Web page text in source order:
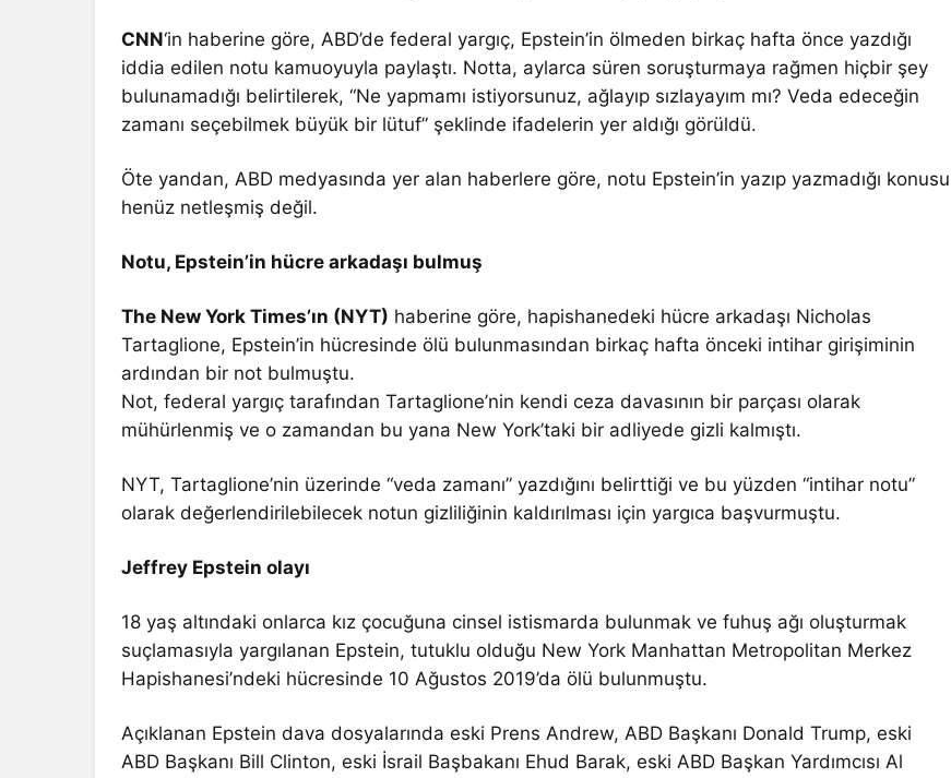
CNN‘in haberine göre, ABD’de federal yargıç, Epstein’in ölmeden birkaç hafta önce yazdığı
iddia edilen notu kamuoyuyla paylaştı. Notta, aylarca süren soruşturmaya rağmen hiçbir şey
bulunamadığı belirtilerek, “Ne yapmamı istiyorsunuz, ağlayıp sızlayayım mı? Veda edeceğin
zamanı seçebilmek büyük bir lütuf” şeklinde ifadelerin yer aldığı görüldü.
Öte yandan, ABD medyasında yer alan haberlere göre, notu Epstein’in yazıp yazmadığı konusu
henüz netleşmiş değil.
Notu, Epstein’in hücre arkadaşı bulmuş
The New York Times’ın (NYT) haberine göre, hapishanedeki hücre arkadaşı Nicholas
Tartaglione, Epstein’in hücresinde ölü bulunmasından birkaç hafta önceki intihar girişiminin
ardından bir not bulmuştu.
Not, federal yargıç tarafından Tartaglione’nin kendi ceza davasının bir parçası olarak
mühürlenmiş ve o zamandan bu yana New York’taki bir adliyede gizli kalmıştı.
NYT, Tartaglione’nin üzerinde “veda zamanı” yazdığını belirttiği ve bu yüzden “intihar notu”
olarak değerlendirilebilecek notun gizliliğinin kaldırılması için yargıca başvurmuştu.
Jeffrey Epstein olayı
18 yaş altındaki onlarca kız çocuğuna cinsel istismarda bulunmak ve fuhuş ağı oluşturmak
suçlamasıyla yargılanan Epstein, tutuklu olduğu New York Manhattan Metropolitan Merkez
Hapishanesi’ndeki hücresinde 10 Ağustos 2019’da ölü bulunmuştu.
Açıklanan Epstein dava dosyalarında eski Prens Andrew, ABD Başkanı Donald Trump, eski
ABD Başkanı Bill Clinton, eski İsrail Başbakanı Ehud Barak, eski ABD Başkan Yardımcısı Al